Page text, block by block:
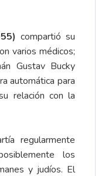
compartió su
varios médicos;
Gustav Bucky
automática para
relación con la
regularmente
los
y judíos. El